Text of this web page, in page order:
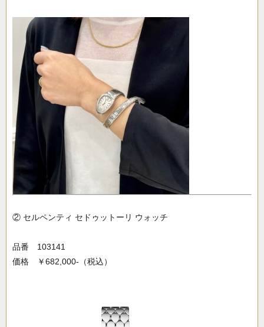
② セルペンティ セドゥットーリ ウォッチ
品番 103141
価格 ￥682,000-（税込）